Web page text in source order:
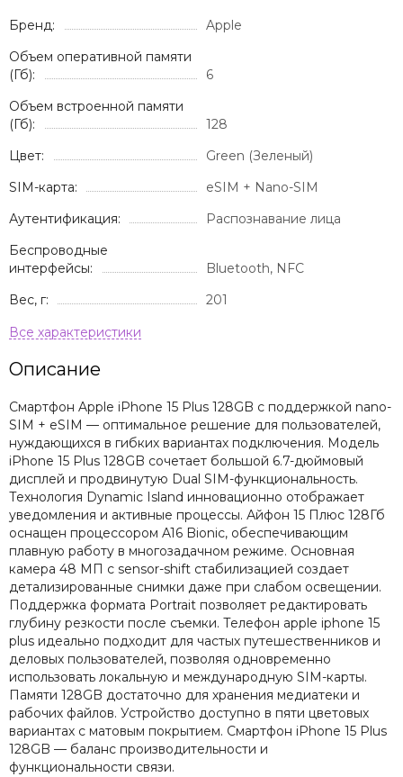
Бренд:
Apple
Объем оперативной памяти
(Гб):
6
Объем встроенной памяти
(Гб):
128
Цвет:
Green (Зеленый)
SIM-карта:
eSIM + Nano-SIM
Аутентификация:
Распознавание лица
Беспроводные
интерфейсы:
Bluetooth, NFC
Вес, г:
201
Описание
Смартфон Apple iPhone 15 Plus 128GB с поддержкой nano-
SIM + eSIM — оптимальное решение для пользователей,
нуждающихся в гибких вариантах подключения. Модель
iPhone 15 Plus 128GB сочетает большой 6.7-дюймовый
дисплей и продвинутую Dual SIM-функциональность.
Технология Dynamic Island инновационно отображает
уведомления и активные процессы. Айфон 15 Плюс 128Гб
оснащен процессором A16 Bionic, обеспечивающим
плавную работу в многозадачном режиме. Основная
камера 48 МП с sensor-shift стабилизацией создает
детализированные снимки даже при слабом освещении.
Поддержка формата Portrait позволяет редактировать
глубину резкости после съемки. Телефон apple iphone 15
plus идеально подходит для частых путешественников и
деловых пользователей, позволяя одновременно
использовать локальную и международную SIM-карты.
Памяти 128GB достаточно для хранения медиатеки и
рабочих файлов. Устройство доступно в пяти цветовых
вариантах с матовым покрытием. Смартфон iPhone 15 Plus
128GB — баланс производительности и
функциональности связи.